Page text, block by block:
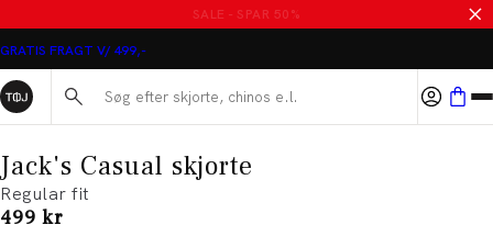
MASSER AF VARER PÅ UDSALG
GRATIS FRAGT V/ 499,-
Søg her...
Jack's Casual skjorte
Regular fit
I alt (inkl. rabat)
499 kr